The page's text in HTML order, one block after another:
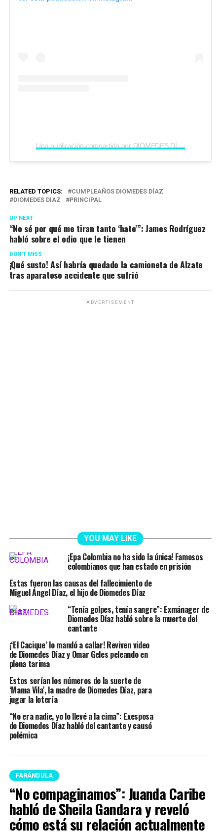
Una publicación compartida por DIOMEDES DÍAZ (@diomedesdiazvive)
RELATED TOPICS:
CUMPLEAÑOS DIOMEDES DÍAZ
DIOMEDES DÍAZ
PRINCIPAL
UP NEXT
“No sé por qué me tiran tanto ‘hate'”: James Rodríguez
habló sobre el odio que le tienen
DON'T MISS
¡Qué susto! Así habría quedado la camioneta de Alzate
tras aparatoso accidente que sufrió
ADVERTISEMENT
YOU MAY LIKE
¡Epa Colombia no ha sido la única! Famosos
colombianos que han estado en prisión
Estas fueron las causas del fallecimiento de
Miguel Ángel Díaz, el hijo de Diomedes Díaz
“Tenía golpes, tenía sangre”: Exmánager de
Diomedes Díaz habló sobre la muerte del
cantante
¡‘El Cacique’ lo mandó a callar! Reviven video
de Diomedes Díaz y Omar Geles peleando en
plena tarima
Estos serían los números de la suerte de
‘Mama Vila’, la madre de Diomedes Díaz, para
jugar la lotería
“No era nadie, yo lo llevé a la cima”: Exesposa
de Diomedes Díaz habló del cantante y causó
polémica
FARÁNDULA
“No compaginamos”: Juanda Caribe
habló de Sheila Gandara y reveló
cómo está su relación actualmente